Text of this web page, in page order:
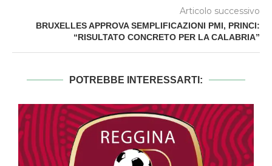
Articolo successivo
BRUXELLES APPROVA SEMPLIFICAZIONI PMI, PRINCI:
“RISULTATO CONCRETO PER LA CALABRIA”
POTREBBE INTERESSARTI: